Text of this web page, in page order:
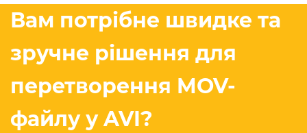
Вам потрібне швидке та
зручне рішення для
перетворення MOV-
файлу у AVI?